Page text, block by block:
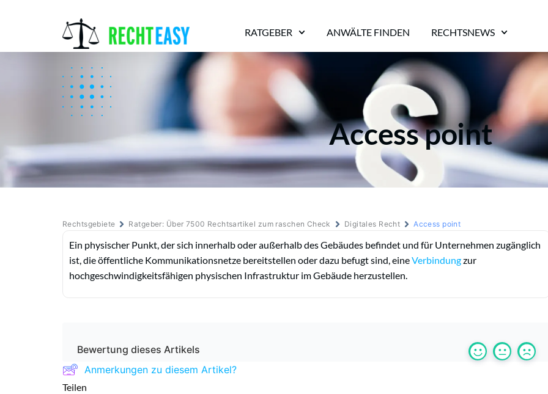
RATGEBER ANWÄLTE FINDEN RECHTSNEWS
Access point
Rechtsgebiete Ratgeber: Über 7500 Rechtsartikel zum raschen Check Digitales Recht Access point
Ein physischer Punkt, der sich innerhalb oder außerhalb des Gebäudes befindet und für Unternehmen zugänglich
ist, die öffentliche Kommunikationsnetze bereitstellen oder dazu befugt sind, eineVerbindungzur
hochgeschwindigkeitsfähigen physischen Infrastruktur im Gebäude herzustellen.
Bewertung dieses Artikels
Anmerkungen zu diesem Artikel?
Teilen
Alle Anwälte